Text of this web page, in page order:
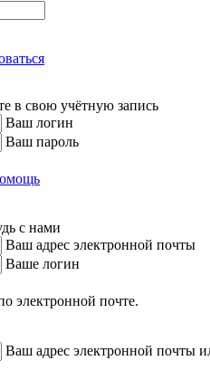
в свою учётную запись
Ваш логин
Ваш пароль
с нами
Ваш адрес электронной почты
Ваше логин
электронной почте.
Ваш адрес электронной почты